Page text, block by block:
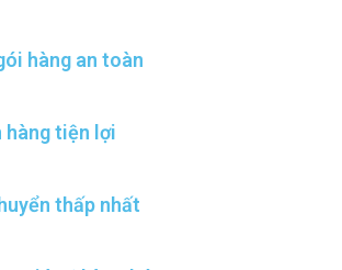
hàng an toàn
hàng tiện lợi
thấp nhất